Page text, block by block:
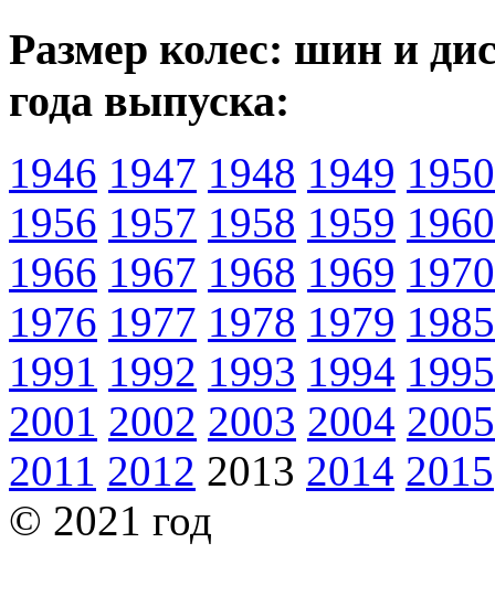
Размер колес: шин и
года выпуска:
1946 1947 1948 1949 1950
1956 1957 1958 1959 1960
1966 1967 1968 1969 1970
1976 1977 1978 1979 1985
1991 1992 1993 1994 1995
2001 2002 2003 2004 2005
2011 2012 2013 2014 2015
© 2021 год